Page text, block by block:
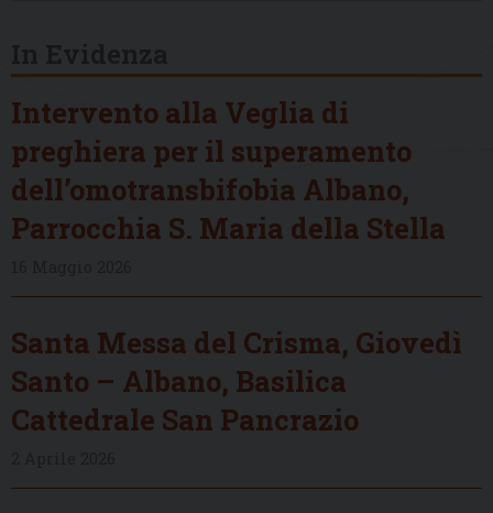
Intervento alla Veglia di
preghiera per il superamento
dell’omotransbifobia Albano,
Parrocchia S. Maria della Stella
Santa Messa del Crisma, Giovedì
Santo – Albano, Basilica
Cattedrale San Pancrazio